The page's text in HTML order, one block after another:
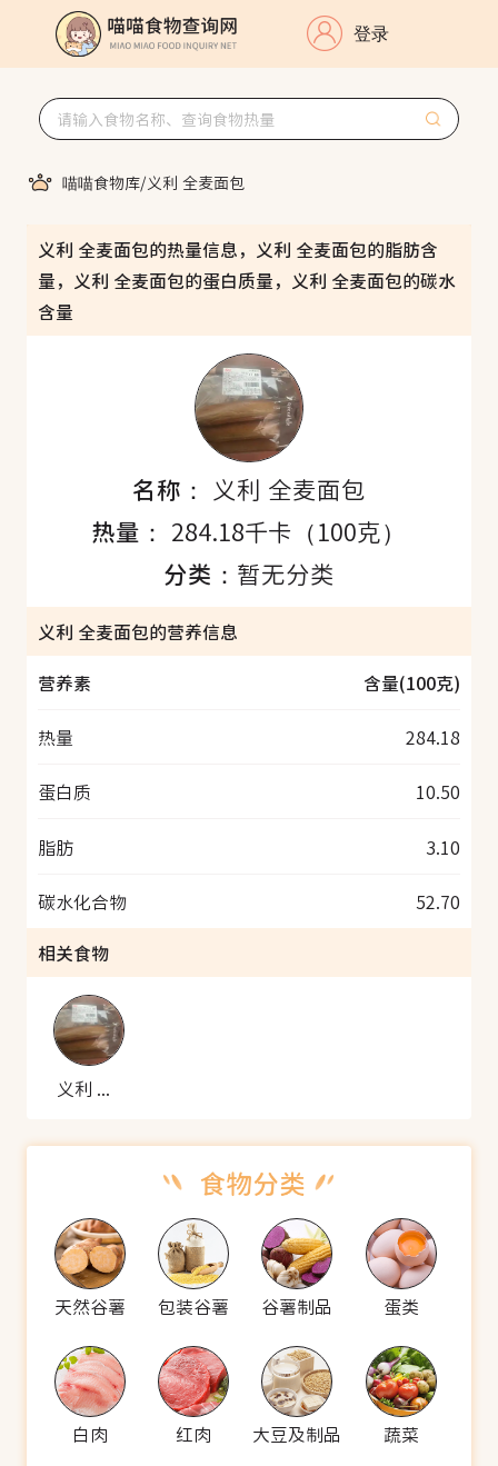
登录
喵喵食物库/义利 全麦面包
义利 全麦面包的热量信息，义利 全麦面包的脂肪含
量，义利 全麦面包的蛋白质量，义利 全麦面包的碳水
含量
名称： 义利 全麦面包
热量： 284.18千卡（100克）
分类： 暂无分类
义利 全麦面包的营养信息
营养素
含量(100克)
热量 284.18
蛋白质 10.50
脂肪 3.10
碳水化合物
52.70
相关食物
义利 全麦面包
天然谷薯 包装谷薯 谷薯制品 蛋类
白肉 红肉 大豆及制品 蔬菜